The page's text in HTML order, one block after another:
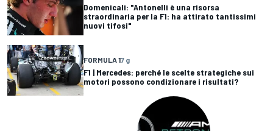
Domenicali: "Antonelli è una risorsa
straordinaria per la F1: ha attirato tantissimi
nuovi tifosi"
FORMULA 17 g
F1 | Mercedes: perché le scelte strategiche sui
motori possono condizionare i risultati?